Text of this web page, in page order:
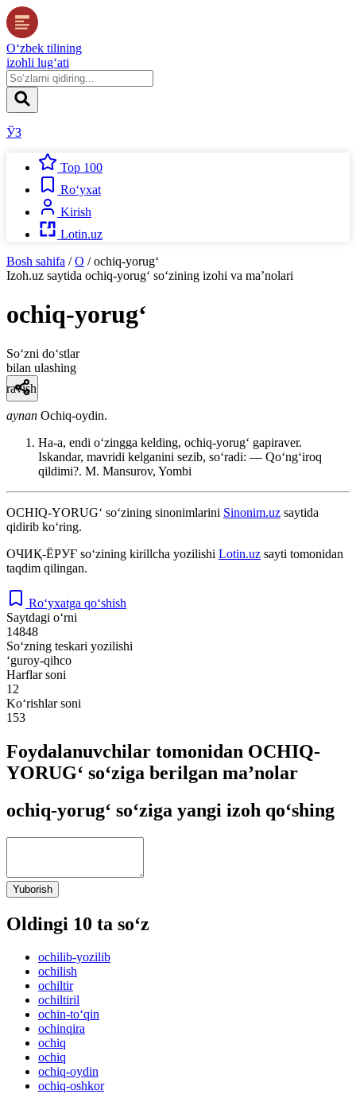
O‘zbek tilining
izohli lug‘ati
ЎЗ
Top 100
Ro‘yxat
Kirish
Lotin.uz
Bosh sahifa / O / ochiq-yorug‘
Izoh.uz saytida ochiq-yorug‘ so‘zining izohi va ma’nolari
ochiq-yorug‘
So‘zni do‘stlar
bilan ulashing
ravish
aynan Ochiq-oydin.
Ha-a, endi oʻzingga kelding, ochiq-yorugʻ gapiraver.
Iskandar, mavridi kelganini sezib, soʻradi: — Qoʻngʻiroq
qildimi?. M. Mansurov, Yombi
OCHIQ-YORUG‘ so‘zining sinonimlarini Sinonim.uz saytida
qidirib ko‘ring.
ОЧИҚ-ЁРУҒ so‘zining kirillcha yozilishi Lotin.uz sayti tomonidan
taqdim qilingan.
Ro‘yxatga qo‘shish
Saytdagi o‘rni
14848
So‘zning teskari yozilishi
‘guroy-qihco
Harflar soni
12
Ko‘rishlar soni
153
Foydalanuvchilar tomonidan OCHIQ-
YORUG‘ so‘ziga berilgan ma’nolar
ochiq-yorug‘ so‘ziga yangi izoh qo‘shing
Yuborish
Oldingi 10 ta so‘z
ochilib-yozilib
ochilish
ochiltir
ochiltiril
ochin-to‘qin
ochinqira
ochiq
ochiq
ochiq-oydin
ochiq-oshkor